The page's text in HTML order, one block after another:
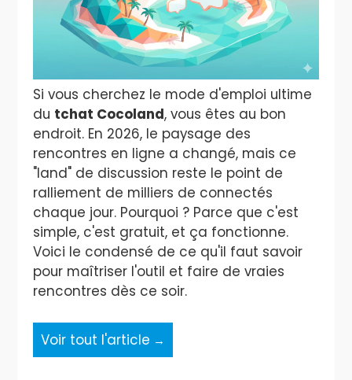
Si vous cherchez le mode d'emploi ultime
du tchat Cocoland, vous êtes au bon
endroit. En 2026, le paysage des
rencontres en ligne a changé, mais ce
"land" de discussion reste le point de
ralliement de milliers de connectés
chaque jour. Pourquoi ? Parce que c'est
simple, c'est gratuit, et ça fonctionne.
Voici le condensé de ce qu'il faut savoir
pour maîtriser l'outil et faire de vraies
rencontres dès ce soir.
Voir tout l'article